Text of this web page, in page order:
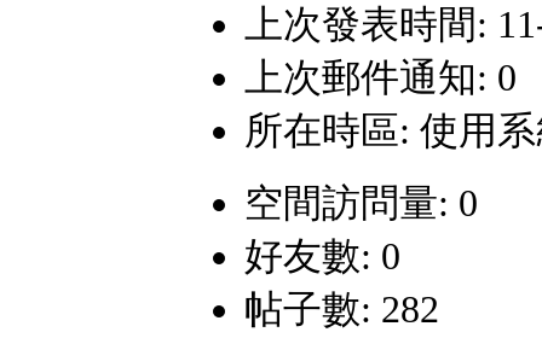
上次發表時間:
上次郵件通知: 0
所在時區: 使用
空間訪問量: 0
好友數: 0
帖子數: 282